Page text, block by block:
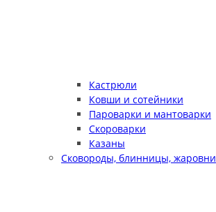
Кастрюли
Ковши и сотейники
Пароварки и мантоварки
Скороварки
Казаны
Сковороды, блинницы, жаровни